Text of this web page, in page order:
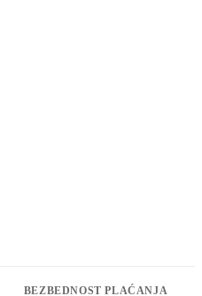
BEZBEDNOST PLAĆANJA